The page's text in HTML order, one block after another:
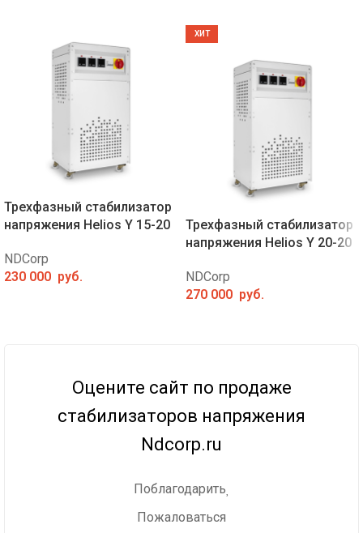
Трехфазный стабилизатор
напряжения Helios Y 15-20
NDCorp
230 000 руб.
ХИТ
Трехфазный стабилизатор
напряжения Helios Y 20-20
NDCorp
270 000 руб.
Оцените сайт по продаже
стабилизаторов напряжения
Ndcorp.ru
Поблагодарить
Пожаловаться